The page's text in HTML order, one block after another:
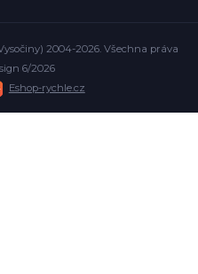
2004-2026. Všechna práva
6/2026
Eshop-rychle.cz